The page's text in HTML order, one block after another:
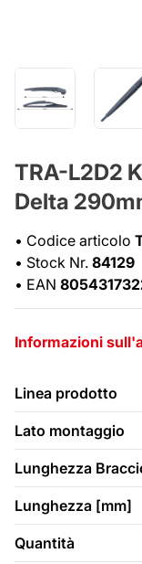
TRA-L2D2
Delta
• Codice articolo
• Stock Nr. 84129
• EAN
Informazioni
Linea prodotto
Lato montaggio
Lunghezza
Lunghezza [mm]
Quantità